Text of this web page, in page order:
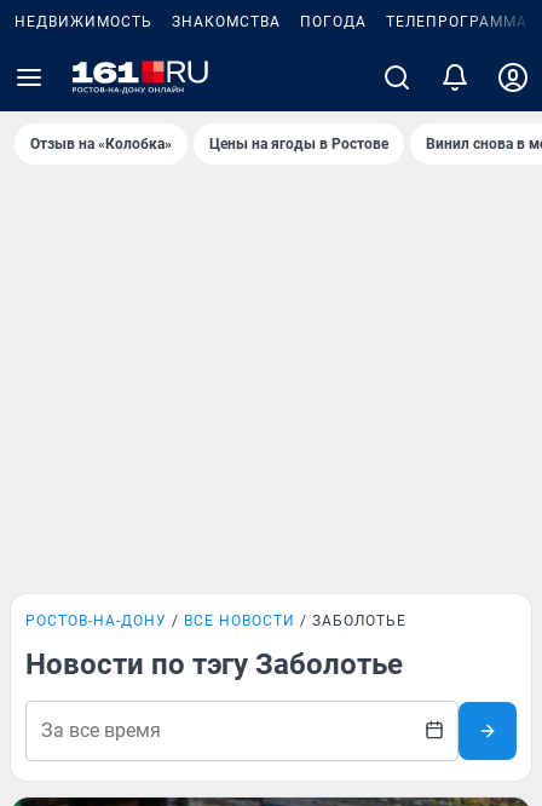
НЕДВИЖИМОСТЬ ЗНАКОМСТВА ПОГОДА ТЕЛЕПРОГРАММА
Отзыв на «Колобка» Цены на ягоды в Ростове Винил снова в
РОСТОВ-НА-ДОНУ ВСЕ НОВОСТИ ЗАБОЛОТЬЕ
Новости по тэгу Заболотье